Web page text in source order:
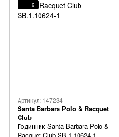
9
Артикул: 147234
Santa Barbara Polo & Racquet
Club
Годинник Santa Barbara Polo &
Racquet Club SB.1.10624-1